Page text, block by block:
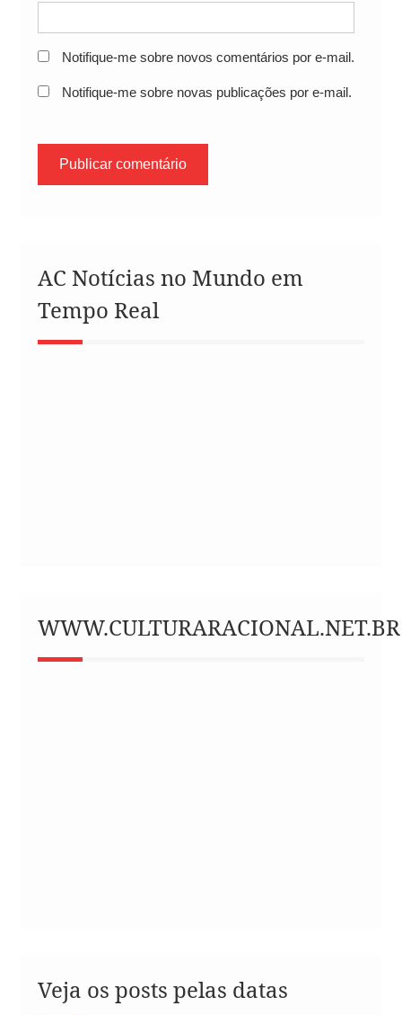
Notifique-me sobre novos comentários por e-mail.
Notifique-me sobre novas publicações por e-mail.
AC Notícias no Mundo em
Tempo Real
WWW.CULTURARACIONAL.NET.BR
Veja os posts pelas datas